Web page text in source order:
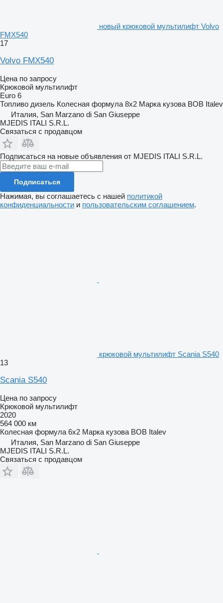
новый крюковой мультилифт Volvo
FMX540
17
Volvo FMX540
Цена по запросу
Крюковой мультилифт
Euro 6
Топливо дизель Колесная формула 8x2 Марка кузова BOB Italev
Италия, San Marzano di San Giuseppe
MJEDIS ITALI S.R.L.
Связаться с продавцом
Подписаться на новые объявления от MJEDIS ITALI S.R.L.
Подписаться
Нажимая, вы соглашаетесь с нашей политикой
конфиденциальности и пользовательским соглашением.
крюковой мультилифт Scania S540
13
Scania S540
Цена по запросу
Крюковой мультилифт
2020
564 000 км
Колесная формула 6x2 Марка кузова BOB Italev
Италия, San Marzano di San Giuseppe
MJEDIS ITALI S.R.L.
Связаться с продавцом